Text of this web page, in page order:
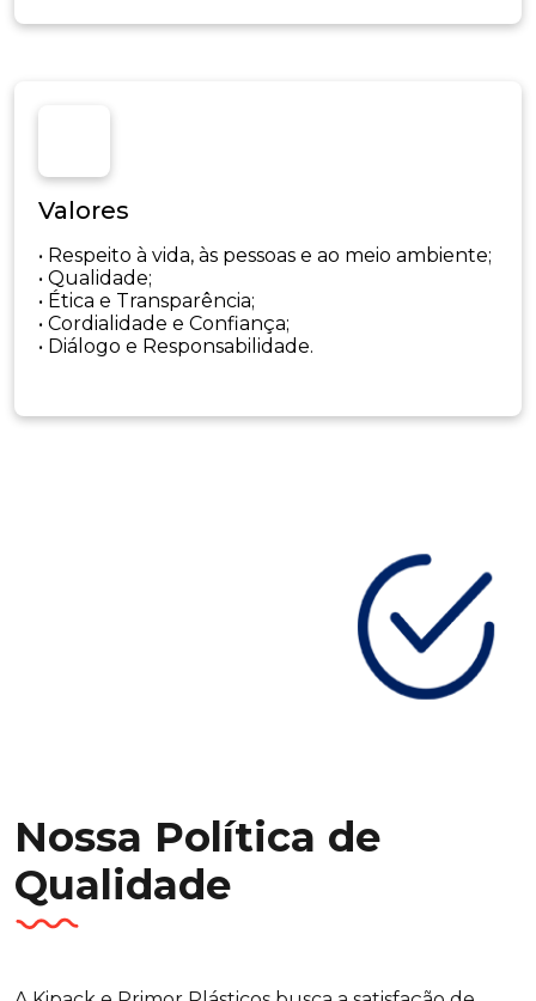
Valores
• Respeito à vida, às pessoas e ao meio ambiente;
• Qualidade;
• Ética e Transparência;
• Cordialidade e Confiança;
• Diálogo e Responsabilidade.
Nossa Política de
Qualidade